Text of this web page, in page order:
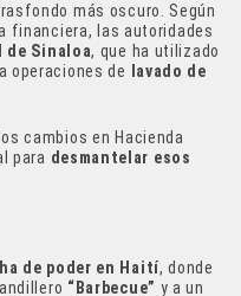
más oscuro. Según
financiera, las autoridades
Sinaloa, que ha utilizado
operaciones de
lavado de
cambios en Hacienda
para desmantelar esos
de poder en Haití, donde
“Barbecue” y a un